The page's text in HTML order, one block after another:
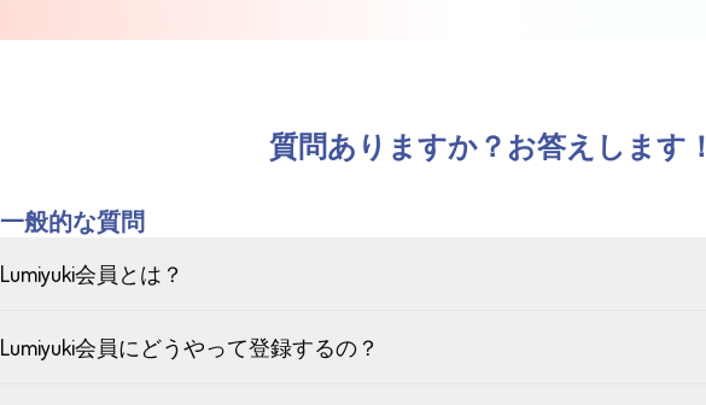
質問ありますか？お答えします！
一般的な質問
Lumiyuki会員とは？
Lumiyuki会員にどうやって登録するの？